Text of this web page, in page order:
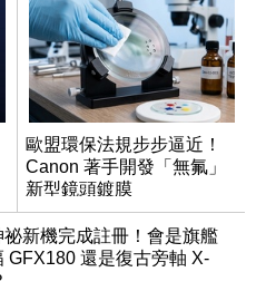
歐盟環保法規步步逼近！
Canon 著手開發「無氟」
新型鏡頭鍍膜
祕新機完成註冊！會是旗艦
GFX180 還是復古旁軸 X-